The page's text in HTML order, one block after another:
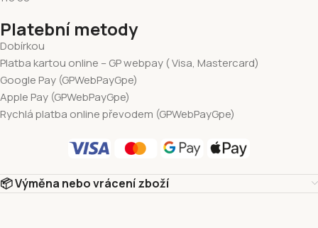
Platební metody
Dobírkou
Platba kartou online – GP webpay ( Visa, Mastercard)
Google Pay (GPWebPayGpe)
Apple Pay (GPWebPayGpe)
Rychlá platba online převodem (GPWebPayGpe)
📦 Výměna nebo vrácení zboží